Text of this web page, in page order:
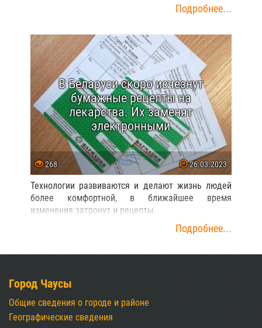
Подробнее...
В Беларуси скоро исчезнут
бумажные рецепты на
лекарства. Их заменят
электронными
268 26.03.2023
Технологии развиваются и делают жизнь людей
более комфортной, в ближайшее время
изменения затронут и рецепты.
Подробнее...
Город Чаусы
Общие сведения о городе и районе
Географические сведения